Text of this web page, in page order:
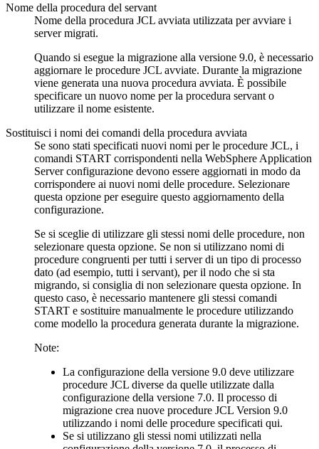
Nome della procedura del servant
Nome della procedura JCL avviata utilizzata per avviare i
server migrati.
Quando si esegue la migrazione alla versione 9.0, è necessario
aggiornare le procedure JCL avviate. Durante la migrazione
viene generata una nuova procedura avviata. È possibile
specificare un nuovo nome per la procedura servant o
utilizzare il nome esistente.
Sostituisci i nomi dei comandi della procedura avviata
Se sono stati specificati nuovi nomi per le procedure JCL, i
comandi START corrispondenti nella WebSphere Application
Serverconfigurazione devono essere aggiornati in modo da
corrispondere ai nuovi nomi delle procedure. Selezionare
questa opzione per eseguire questo aggiornamento della
configurazione.
Se si sceglie di utilizzare gli stessi nomi delle procedure, non
selezionare questa opzione. Se non si utilizzano nomi di
procedure congruenti per tutti i server di un tipo di processo
dato (ad esempio, tutti i servant), per il nodo che si sta
migrando, si consiglia di non selezionare questa opzione. In
questo caso, è necessario mantenere gli stessi comandi
START e sostituire manualmente le procedure utilizzando
come modello la procedura generata durante la migrazione.
Note:
La configurazione della versione 9.0 deve utilizzare
procedure JCL diverse da quelle utilizzate dalla
configurazione della versione 7.0. Il processo di
migrazione crea nuove procedure JCL Version 9.0
utilizzando i nomi delle procedure specificati qui.
Se si utilizzano gli stessi nomi utilizzati nella